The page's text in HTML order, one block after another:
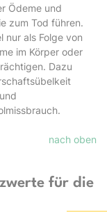
Ödeme und
zum Tod führen.
nur als Folge von
im Körper oder
Dazu
nach oben
für die